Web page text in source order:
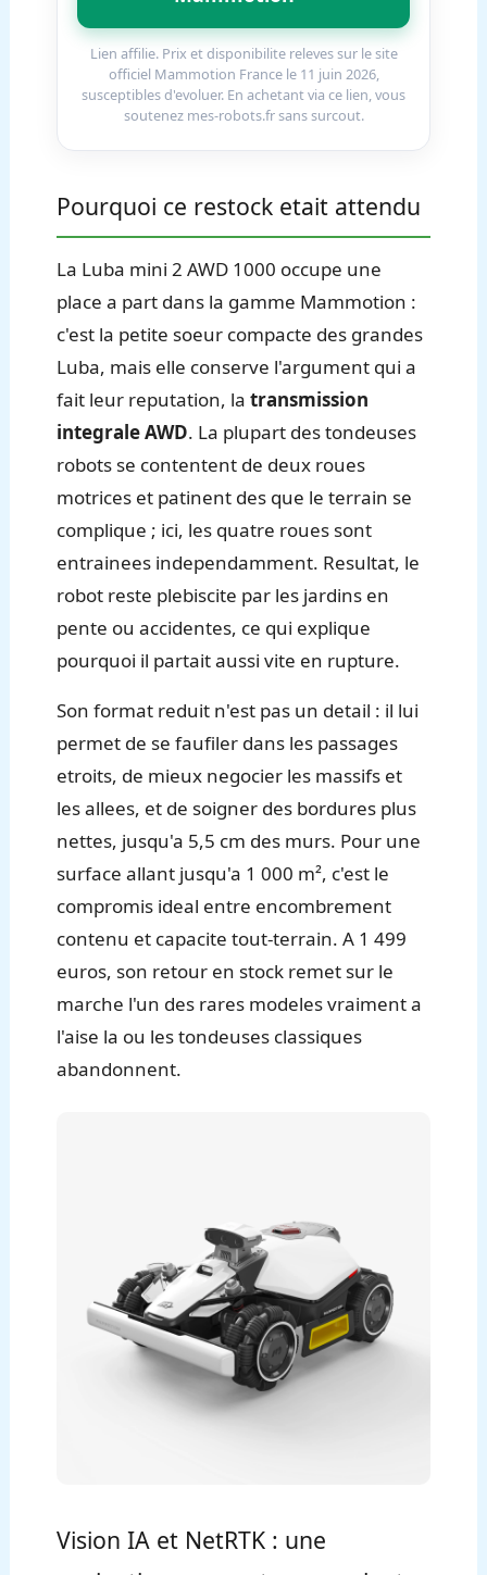
Lien affilie. Prix et disponibilite releves sur le site
officiel Mammotion France le 11 juin 2026,
susceptibles d'evoluer. En achetant via ce lien, vous
soutenez mes-robots.fr sans surcout.
Pourquoi ce restock etait attendu
La Luba mini 2 AWD 1000 occupe une
place a part dans la gamme Mammotion :
c'est la petite soeur compacte des grandes
Luba, mais elle conserve l'argument qui a
fait leur reputation, latransmission
integrale AWD. La plupart des tondeuses
robots se contentent de deux roues
motrices et patinent des que le terrain se
complique ; ici, les quatre roues sont
entrainees independamment. Resultat, le
robot reste plebiscite par les jardins en
pente ou accidentes, ce qui explique
pourquoi il partait aussi vite en rupture.
Son format reduit n'est pas un detail : il lui
permet de se faufiler dans les passages
etroits, de mieux negocier les massifs et
les allees, et de soigner des bordures plus
nettes, jusqu'a 5,5 cm des murs. Pour une
surface allant jusqu'a 1 000 m², c'est le
compromis ideal entre encombrement
contenu et capacite tout-terrain. A 1 499
euros, son retour en stock remet sur le
marche l'un des rares modeles vraiment a
l'aise la ou les tondeuses classiques
abandonnent.
Vision IA et NetRTK : une